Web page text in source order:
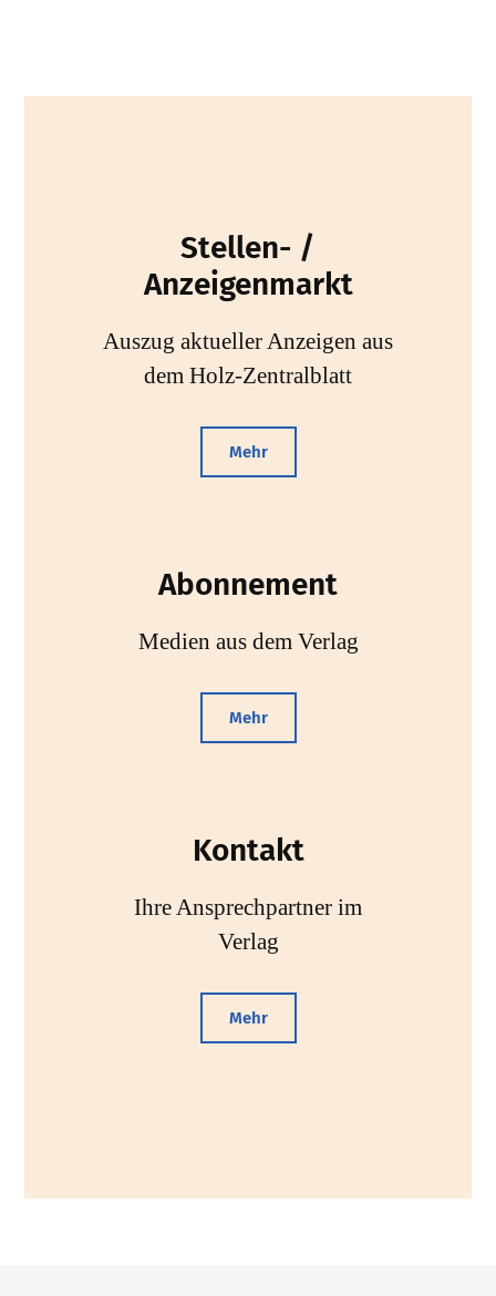
Stellen- /
Anzeigenmarkt
Auszug aktueller Anzeigen aus
dem Holz-Zentralblatt
Mehr
Abonnement
Medien aus dem Verlag
Mehr
Kontakt
Ihre Ansprechpartner im
Verlag
Mehr